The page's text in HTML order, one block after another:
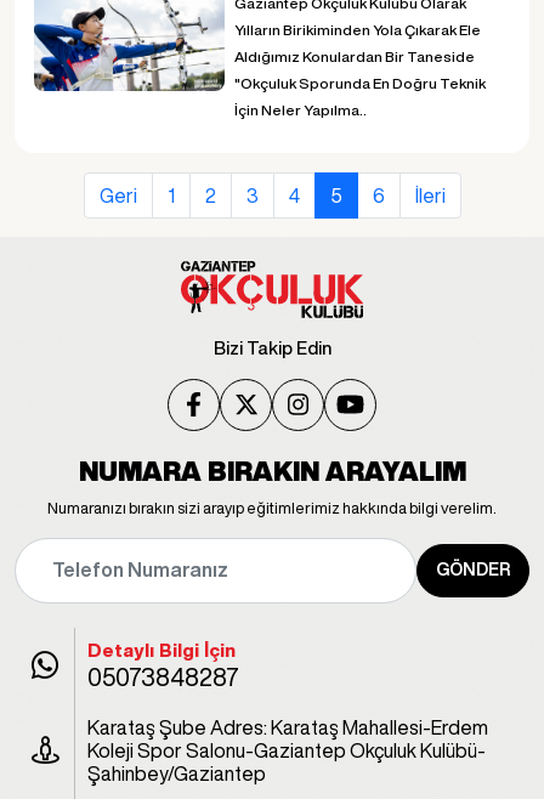
Yılların Birikiminden Yola Çıkarak Ele
Aldığımız Konulardan Bir Taneside
"Okçuluk Sporunda En Doğru Teknik
İçin Neler Yapılma..
Geri 1 2 3 4 5 6 İleri
Bizi Takip Edin
NUMARA BIRAKIN ARAYALIM
Numaranızı bırakın sizi arayıp eğitimlerimiz hakkında bilgi verelim.
GÖNDER
Detaylı Bilgi İçin
05073848287
Karataş Şube Adres: Karataş Mahallesi-Erdem
Koleji Spor Salonu-Gaziantep Okçuluk Kulübü-
Şahinbey/Gaziantep